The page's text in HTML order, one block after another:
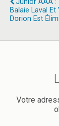
Junior AAA :
Balaie Laval Et
Dorion Est
Votre